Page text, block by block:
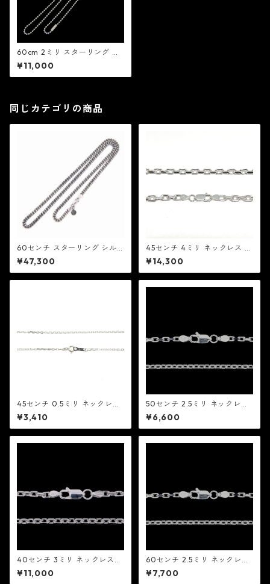
60cm 2ミリ スターリング シ
ルバー ボール チェーン：MIC
ミック
¥11,000
同じカテゴリの商品
60センチ スターリング シル
バー 喜平 チェーン：MIC ミッ
ク
¥47,300
45センチ 4ミリ ネックレス チ
ェーン：MIC ミック
¥14,300
45センチ 0.5ミリ ネックレス
チェーン：MIC ミック
¥3,410
50センチ 2.5ミリ ネックレス
チェーン：MIC ミック
¥6,600
40センチ 3ミリ ネックレス
チェーン：MIC ミック
¥11,000
60センチ 2.5ミリ ネックレス
チェーン：MIC ミック
¥7,700